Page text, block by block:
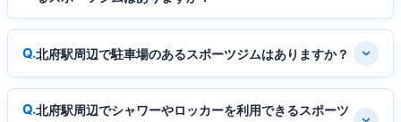
北府駅周辺で駐車場のあるスポーツジムはありますか？
北府駅周辺でシャワーやロッカーを利用できるスポーツ